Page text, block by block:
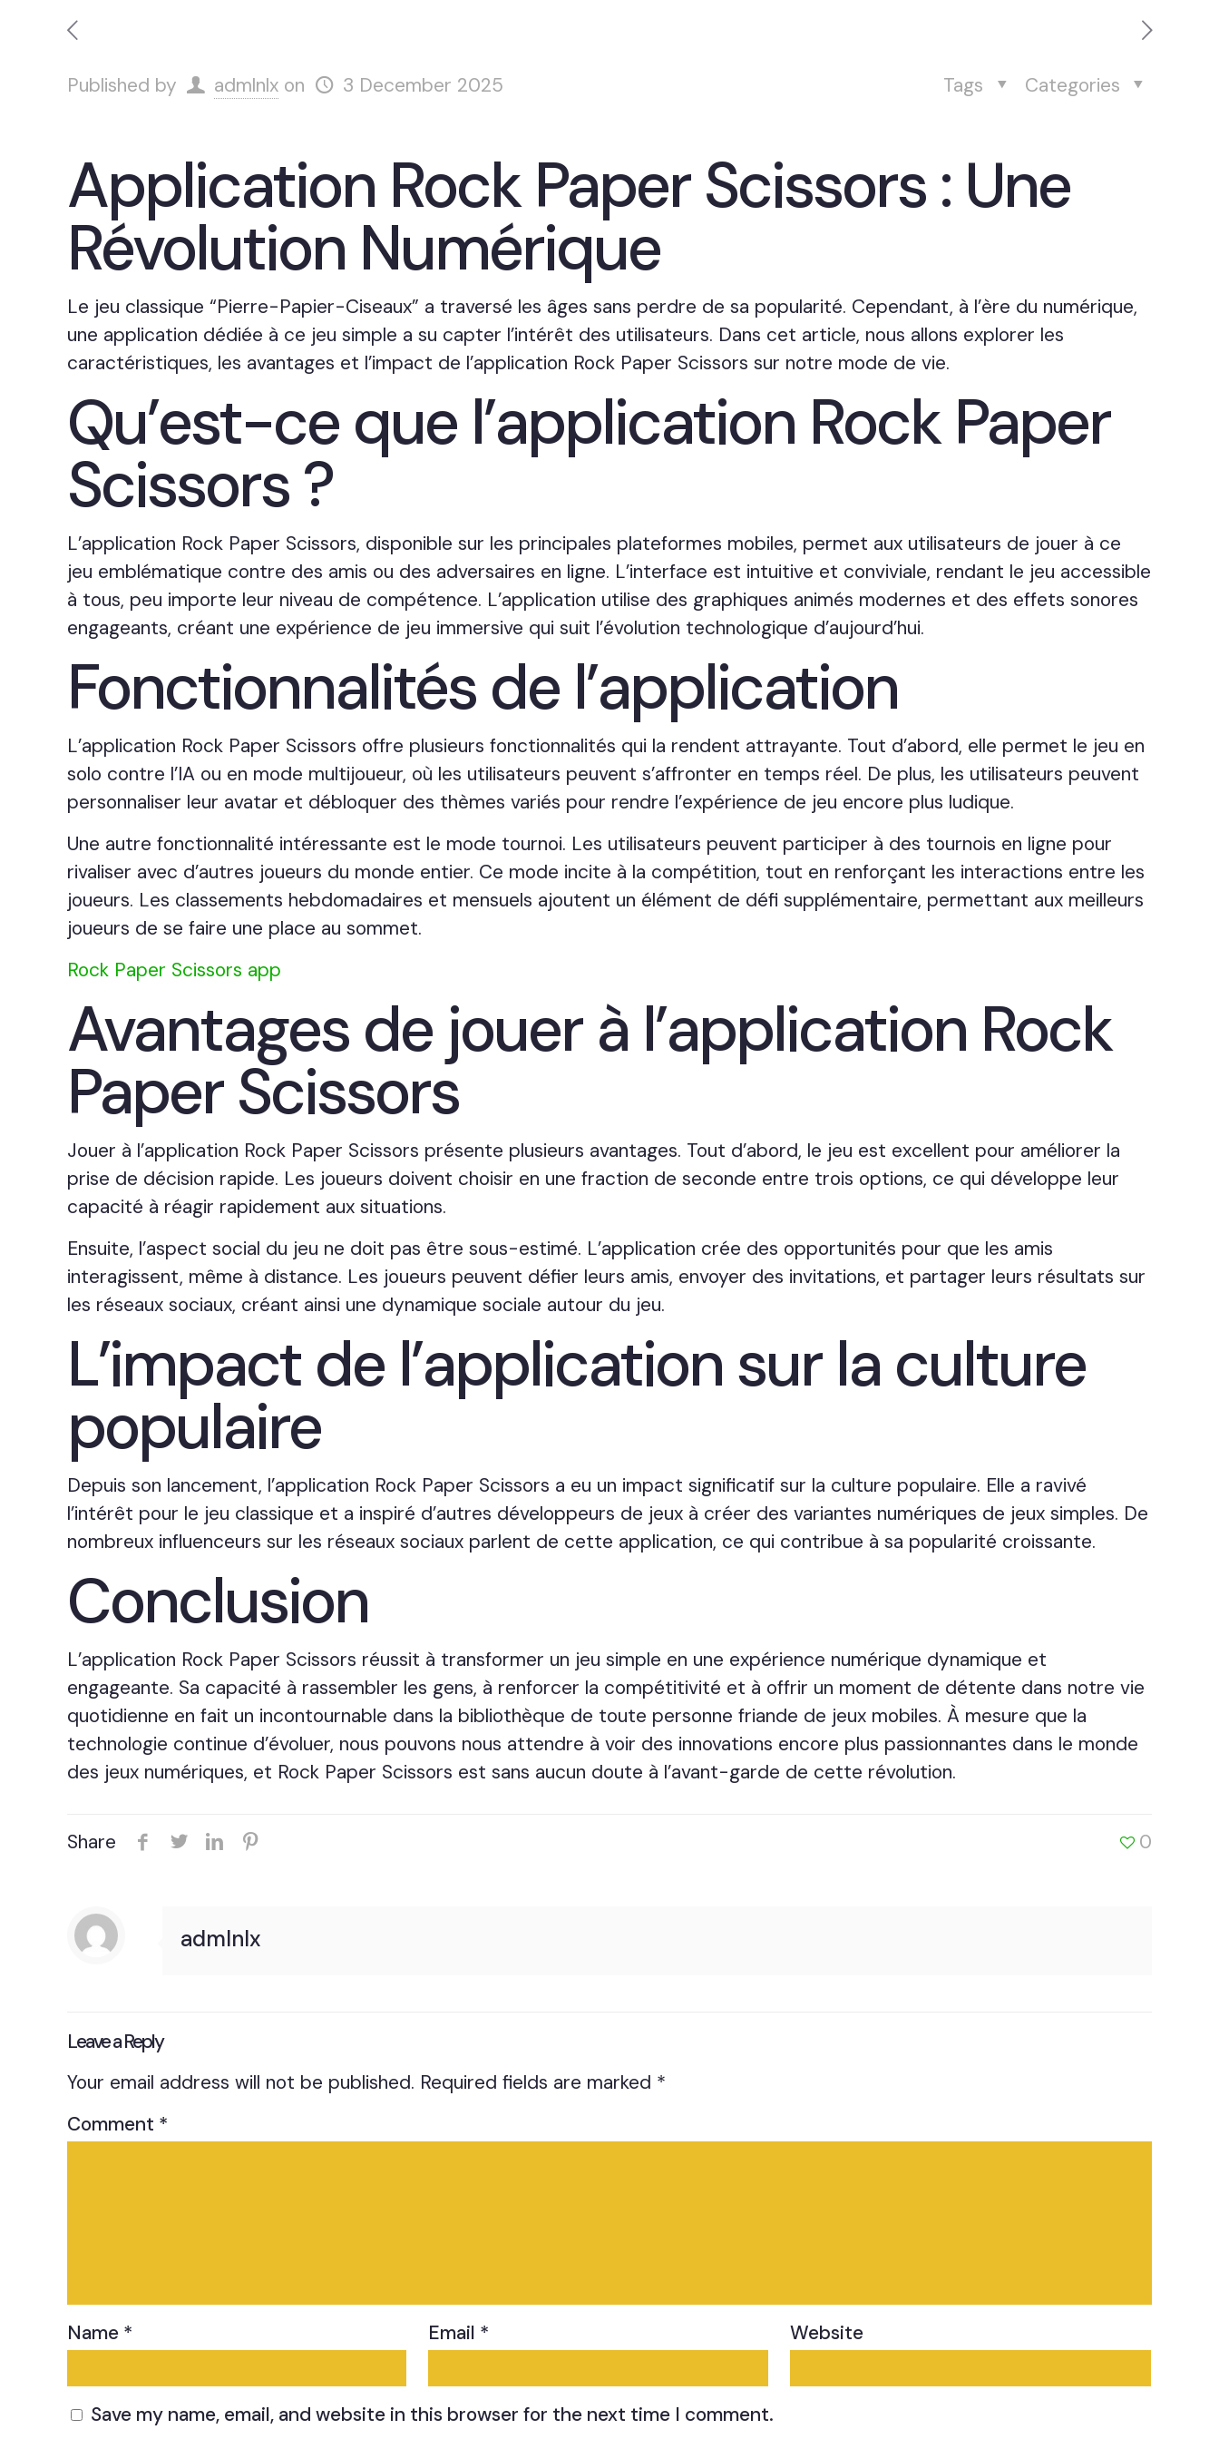
Published by admlnlx on 3 December 2025 Categories
Tags
Application Rock Paper Scissors : Une
Révolution Numérique
Le jeu classique “Pierre-Papier-Ciseaux” a traversé les âges sans perdre de sa popularité. Cependant, à l’ère du numérique,
une application dédiée à ce jeu simple a su capter l’intérêt des utilisateurs. Dans cet article, nous allons explorer les
caractéristiques, les avantages et l’impact de l’application Rock Paper Scissors sur notre mode de vie.
Qu’est-ce que l’application Rock Paper
Scissors ?
L’application Rock Paper Scissors, disponible sur les principales plateformes mobiles, permet aux utilisateurs de jouer à ce
jeu emblématique contre des amis ou des adversaires en ligne. L’interface est intuitive et conviviale, rendant le jeu accessible
à tous, peu importe leur niveau de compétence. L’application utilise des graphiques animés modernes et des effets sonores
engageants, créant une expérience de jeu immersive qui suit l’évolution technologique d’aujourd’hui.
Fonctionnalités de l’application
L’application Rock Paper Scissors offre plusieurs fonctionnalités qui la rendent attrayante. Tout d’abord, elle permet le jeu en
solo contre l’IA ou en mode multijoueur, où les utilisateurs peuvent s’affronter en temps réel. De plus, les utilisateurs peuvent
personnaliser leur avatar et débloquer des thèmes variés pour rendre l’expérience de jeu encore plus ludique.
Une autre fonctionnalité intéressante est le mode tournoi. Les utilisateurs peuvent participer à des tournois en ligne pour
rivaliser avec d’autres joueurs du monde entier. Ce mode incite à la compétition, tout en renforçant les interactions entre les
joueurs. Les classements hebdomadaires et mensuels ajoutent un élément de défi supplémentaire, permettant aux meilleurs
joueurs de se faire une place au sommet.
Rock Paper Scissors app
Avantages de jouer à l’application Rock
Paper Scissors
Jouer à l’application Rock Paper Scissors présente plusieurs avantages. Tout d’abord, le jeu est excellent pour améliorer la
prise de décision rapide. Les joueurs doivent choisir en une fraction de seconde entre trois options, ce qui développe leur
capacité à réagir rapidement aux situations.
Ensuite, l’aspect social du jeu ne doit pas être sous-estimé. L’application crée des opportunités pour que les amis
interagissent, même à distance. Les joueurs peuvent défier leurs amis, envoyer des invitations, et partager leurs résultats sur
les réseaux sociaux, créant ainsi une dynamique sociale autour du jeu.
L’impact de l’application sur la culture
populaire
Depuis son lancement, l’application Rock Paper Scissors a eu un impact significatif sur la culture populaire. Elle a ravivé
l’intérêt pour le jeu classique et a inspiré d’autres développeurs de jeux à créer des variantes numériques de jeux simples. De
nombreux influenceurs sur les réseaux sociaux parlent de cette application, ce qui contribue à sa popularité croissante.
Conclusion
L’application Rock Paper Scissors réussit à transformer un jeu simple en une expérience numérique dynamique et
engageante. Sa capacité à rassembler les gens, à renforcer la compétitivité et à offrir un moment de détente dans notre vie
quotidienne en fait un incontournable dans la bibliothèque de toute personne friande de jeux mobiles. À mesure que la
technologie continue d’évoluer, nous pouvons nous attendre à voir des innovations encore plus passionnantes dans le monde
des jeux numériques, et Rock Paper Scissors est sans aucun doute à l’avant-garde de cette révolution.
Share 0
admlnlx
Leave a Reply
Your email address will not be published. Required fields are marked *
Comment *
Name * Email * Website
Save my name, email, and website in this browser for the next time I comment.